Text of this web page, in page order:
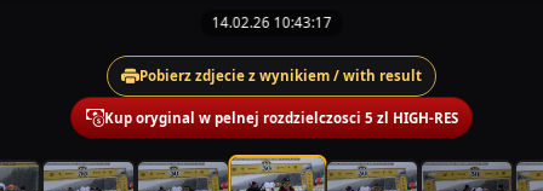
14.02.26 10:43:17
Pobierz zdjecie z wynikiem / with result
Kup oryginal w pelnej rozdzielczosci 5 zl HIGH-RES